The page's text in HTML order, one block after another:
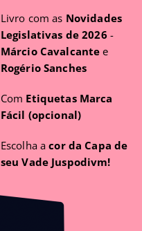
Livro com as Novidades
Legislativas de 2026 -
Márcio Cavalcante e
Rogério Sanches
Com Etiquetas Marca
Fácil (opcional)
Escolha acor da Capa de
seu Vade Juspodivm!